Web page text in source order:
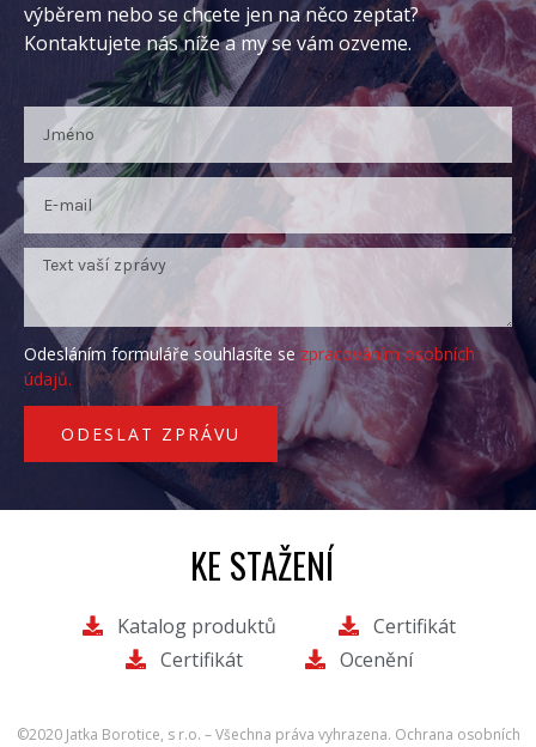
výběrem nebo se chcete jen na něco zeptat?
Kontaktujete nás níže a my se vám ozveme.
Odesláním formuláře souhlasíte se zpracováním osobních
údajů.
ODESLAT ZPRÁVU
KE STAŽENÍ
Katalog produktů
Certifikát
Certifikát
Ocenění
©2020 Jatka Borotice, s r.o. – Všechna práva vyhrazena. Ochrana osobních